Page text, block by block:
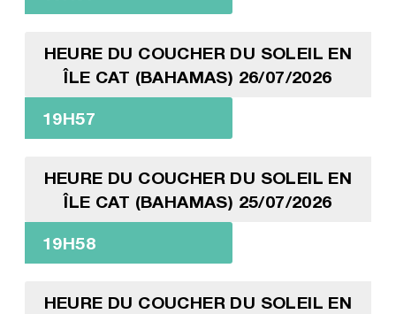
HEURE DU COUCHER DU SOLEIL EN
ÎLE CAT (BAHAMAS) 26/07/2026
19H57
HEURE DU COUCHER DU SOLEIL EN
ÎLE CAT (BAHAMAS) 25/07/2026
19H58
HEURE DU COUCHER DU SOLEIL EN